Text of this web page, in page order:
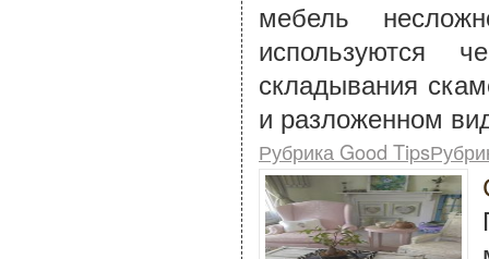
мебель
используются
складывания
и разложенном
Рубрика Good